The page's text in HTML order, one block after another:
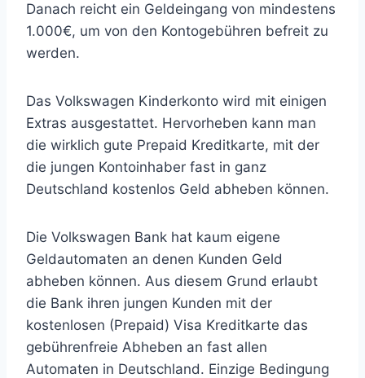
Danach reicht ein Geldeingang von mindestens
1.000€, um von den Kontogebühren befreit zu
werden.
Das Volkswagen Kinderkonto wird mit einigen
Extras ausgestattet. Hervorheben kann man
die wirklich gute Prepaid Kreditkarte, mit der
die jungen Kontoinhaber fast in ganz
Deutschland kostenlos Geld abheben können.
Die Volkswagen Bank hat kaum eigene
Geldautomaten an denen Kunden Geld
abheben können. Aus diesem Grund erlaubt
die Bank ihren jungen Kunden mit der
kostenlosen (Prepaid) Visa Kreditkarte das
gebührenfreie Abheben an fast allen
Automaten in Deutschland. Einzige Bedingung